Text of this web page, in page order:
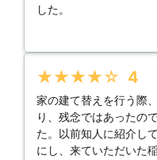
した。
★★★★★ 4
家の建て替えを行う際
り、残念ではあったの
た。以前知人に紹介し
にし、来ていただいた